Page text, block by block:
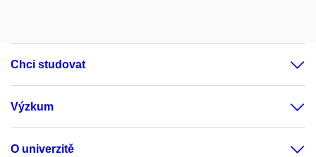
Chci studovat
Výzkum
O univerzitě